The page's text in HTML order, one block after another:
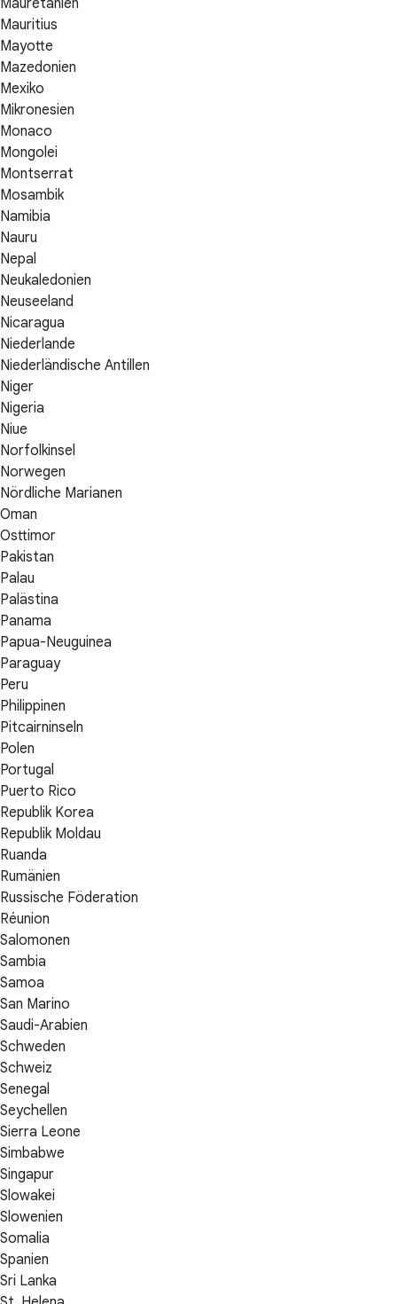
Mauritius
Mayotte
Mazedonien
Mexiko
Mikronesien
Monaco
Mongolei
Montserrat
Mosambik
Namibia
Nauru
Nepal
Neukaledonien
Neuseeland
Nicaragua
Niederlande
Niederländische Antillen
Niger
Nigeria
Niue
Norfolkinsel
Norwegen
Nördliche Marianen
Oman
Osttimor
Pakistan
Palau
Palästina
Panama
Papua-Neuguinea
Paraguay
Peru
Philippinen
Pitcairninseln
Polen
Portugal
Puerto Rico
Republik Korea
Republik Moldau
Ruanda
Rumänien
Russische Föderation
Réunion
Salomonen
Sambia
Samoa
San Marino
Saudi-Arabien
Schweden
Schweiz
Senegal
Seychellen
Sierra Leone
Simbabwe
Singapur
Slowakei
Slowenien
Somalia
Spanien
Sri Lanka